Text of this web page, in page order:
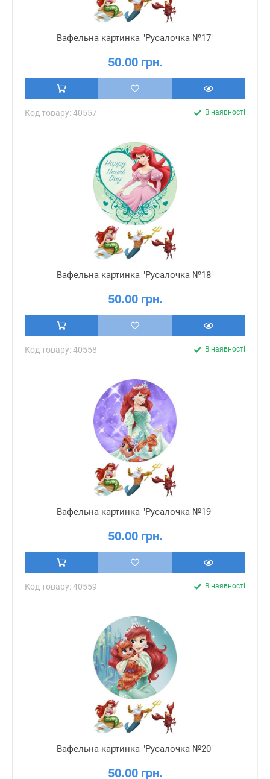
Вафельна картинка "Русалочка №17"
50.00 грн.
Код товару: 40557 В наявності
Вафельна картинка "Русалочка №18"
50.00 грн.
Код товару: 40558 В наявності
Вафельна картинка "Русалочка №19"
50.00 грн.
Код товару: 40559 В наявності
Вафельна картинка "Русалочка №20"
50.00 грн.